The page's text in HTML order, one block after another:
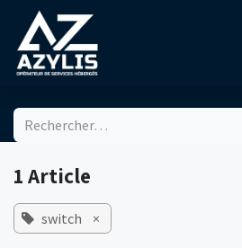
Se rendre au contenu
1 Article
switch ×